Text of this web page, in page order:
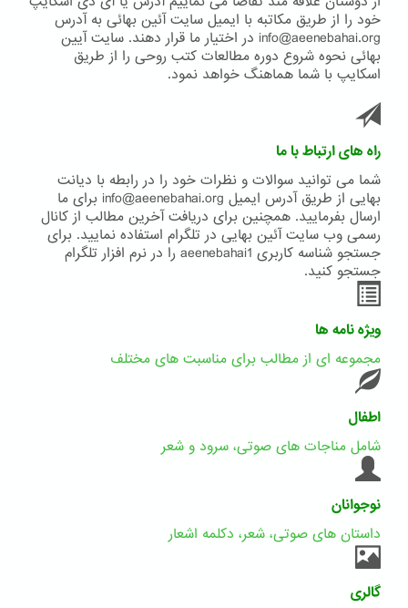
خود را از طریق مکاتبه با ایمیل سایت آئین بهائی به آدرس
info@aeenebahai.org در اختیار ما قرار دهند. سایت آیین
بهائی نحوه شروع دوره مطالعات کتب روحی را از طریق
اسکایپ با شما هماهنگ خواهد نمود.
راه های ارتباط با ما
شما می توانید سوالات و نظرات خود را در رابطه با دیانت
بهایی از طریق آدرس ایمیل info@aeenebahai.org برای ما
ارسال بفرمایید. همچنین برای دریافت آخرین مطالب از کانال
رسمی وب سایت آئین بهایی در تلگرام استفاده نمایید. برای
جستجو شناسه کاربری aeenebahai1 را در نرم افزار تلگرام
جستجو کنید.
ویژه نامه ها
مجموعه ای از مطالب برای مناسبت های مختلف
اطفال
شامل مناجات های صوتی، سرود و شعر
نوجوانان
داستان های صوتی، شعر، دکلمه اشعار
گالری